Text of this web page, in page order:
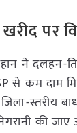
पर
ने
से कम दाम
स्तरीय
की